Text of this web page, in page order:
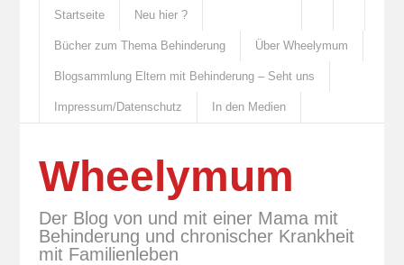
Startseite Neu hier ?
Bücher zum Thema Behinderung Über Wheelymum
Blogsammlung Eltern mit Behinderung – Seht uns
Impressum/Datenschutz In den Medien
Wheelymum
Der Blog von und mit einer Mama mit
Behinderung und chronischer Krankheit
mit Familienleben